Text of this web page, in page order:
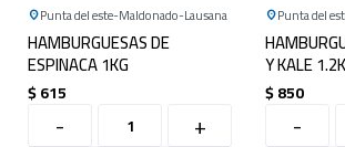
Punta del este Maldonado Lausana
HAMBURGUESAS DE
ESPINACA 1KG
$615
- +
Punta del
Y KALE
$850
-